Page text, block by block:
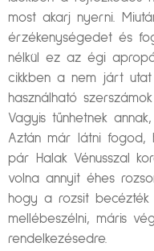
most akarj nyerni.
érzékenységedet és
nélkül ez az égi
cikkben a nem járt
használható
Vagyis tűnhetnek
Aztán már látni
pár Halak Vénusszal
volna annyit éhes
hogy a rozsit
mellébeszélni, máris
rendelkezésedre.